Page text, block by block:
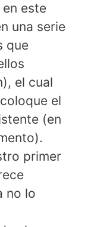
este
una serie
que
el cual
el
(en
primer
no lo